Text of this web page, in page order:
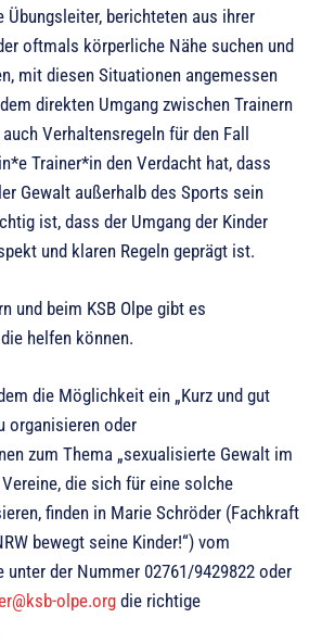
Übungsleiter, berichteten aus ihrer
oftmals körperliche Nähe suchen und
mit diesen Situationen angemessen
direkten Umgang zwischen Trainern
Verhaltensregeln für den Fall
Trainer*in den Verdacht hat, dass
Gewalt außerhalb des Sports sein
ist, dass der Umgang der Kinder
und klaren Regeln geprägt ist.
und beim KSB Olpe gibt es
helfen können.
die Möglichkeit ein „Kurz und gut
organisieren oder
zum Thema „sexualisierte Gewalt im
die sich für eine solche
finden in Marie Schröder (Fachkraft
bewegt seine Kinder!“) vom
unter der Nummer 02761/9429822 oder
olpe.org die richtige